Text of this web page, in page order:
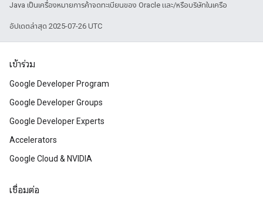
Java เป็นเครื่องหมายการค้าจดทะเบียนของ Oracle และ/หรือบริษัทในเครือ
อัปเดตล่าสุด 2025-07-26 UTC
เข้าร่วม
Google Developer Program
Google Developer Groups
Google Developer Experts
Accelerators
Google Cloud & NVIDIA
เชื่อมต่อ